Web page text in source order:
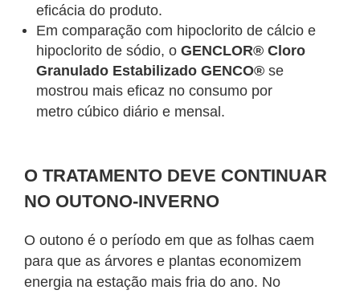
eficácia do produto.
Em comparação com hipoclorito de cálcio e
hipoclorito de sódio, o GENCLOR® Cloro
Granulado Estabilizado GENCO® se
mostrou mais eficaz no consumo por
metro cúbico diário e mensal.
O TRATAMENTO DEVE CONTINUAR
NO OUTONO-INVERNO
O outono é o período em que as folhas caem
para que as árvores e plantas economizem
energia na estação mais fria do ano. No